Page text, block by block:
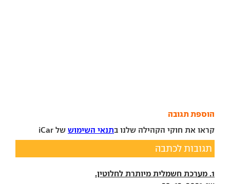
הוספת תגובה
קראו את חוקי הקהילה שלנו בתנאי השימוש של iCar
תגובות לכתבה
1. מערכת חשמלית מיותרת לחלוטין.